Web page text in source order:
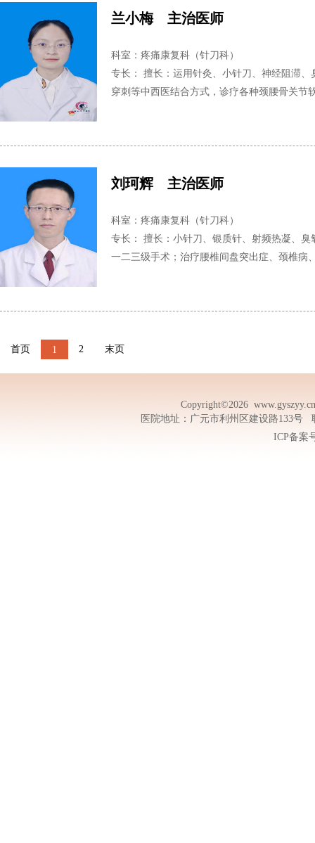
兰小梅 主治医师
科室：疼痛康复科（针刀科）
专长： 擅长：运用针灸、小针刀、神经阻滞、
穿刺等中西医结合方式，诊疗各种颈腰骨关节
刘珂辉 主治医师
科室：疼痛康复科（针刀科）
专长： 擅长：小针刀、银质针、射频热凝、臭
一二三级手术；治疗腰椎间盘突出症、颈椎病
首页 1 2 末页
Copyright©2026
医院地址：广元市利州区建设路133号
ICP备案